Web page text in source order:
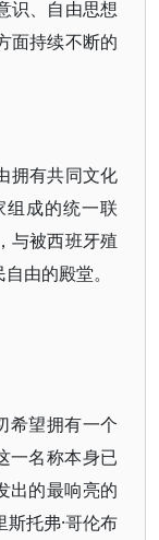
识、自由思想
面持续不断的
拥有共同文化
成的统一联
与被西班牙殖
由的殿堂。
希望拥有一个
一名称本身已
出的最响亮的
托弗·哥伦布